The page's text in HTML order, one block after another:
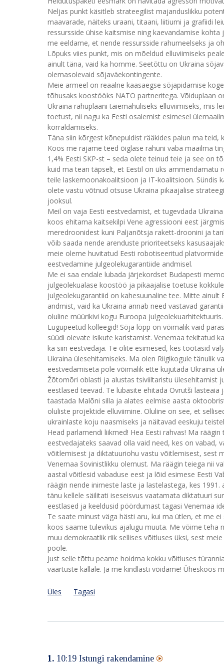
Neljas punkt käsitleb strateegilist majanduslikku
maavarade, näiteks uraani, titaani, liitiumi ja grafiidi
ressursside ühise kaitsmise ning kaevandamise
me eeldame, et nende ressursside rahumeelseks ja
Lõpuks viies punkt, mis on mõeldud elluviimiseks
ainult täna, vaid ka homme. Seetõttu on Ukraina
olemasolevaid sõjaväekontingente.
Meie armeel on reaalne kaasaegse sõjapidamise
tõhusaks koostööks NATO partneritega. Võiduplaan
Ukraina rahuplaani täiemahuliseks elluviimiseks, mis
toetust, nii nagu ka Eesti osalemist esimesel
korraldamiseks.
Täna siin kõrgest kõnepuldist rääkides palun ma
Koos me rajame teed õiglase rahuni vaba maailma
1,4% Eesti SKP-st – seda olete teinud teie ja see on
kuid ma tean täpselt, et Eestil on üks
teile laskemoonakoalitsioon ja IT-koalitsioon. Sündis
olete vastu võtnud otsuse Ukraina pikaajalise
jooksul.
Meil on vaja Eesti eestvedamist, et tugevdada
koos ehitama kaitsekilpi Vene agressiooni eest
meredroonidest kuni Paljanõtsja rakett-droonini ja
võib saada nende arenduste prioriteetseks
meie oleme huvitatud Eesti robotiseeritud
eestvedamine julgeolekugarantiide andmisel.
Me ei saa endale lubada järjekordset Budapesti
julgeolekualase koostöö ja pikaajalise toetuse
julgeolekugarantiid on kahesuunaline tee. Mitte
andmist, vaid ka Ukraina annab need vastavad
oluline müürikivi kogu Euroopa julgeolekuarhitektuuris.
Lugupeetud kolleegid! Sõja lõpp on võimalik vaid
süüdi olevate isikute karistamist. Venemaa tekitatud
ka siin eestvedaja. Te olite esimesed, kes töötasid
Ukraina ülesehitamiseks. Ma olen Riigikogule tänulik
eestvedamiseta pole võimalik ette kujutada Ukraina
Žõtomõri oblasti ja alustas tsiviiltaristu ülesehitamist
eestlased teevad. Te lubasite ehitada Ovrutši
taastada Malõni silla ja alates eelmise aasta
oluliste projektide elluviimine. Oluline on see, et
ukrainlaste koju naasmiseks ja näitavad eeskuju
Head parlamendi liikmed! Hea Eesti rahvas! Ma
eestvedajateks saavad olla vaid need, kes on vabad,
võitlemisest ja diktatuuriohu vastu võitlemisest, sest
Venemaa šovinistlikku olemust. Ma räägin teiega nii
aastal võitlesid vabaduse eest ja lõid esimese Eesti
räägin nende inimeste laste ja lastelastega, kes
tänu kellele säilitati iseseisvus vaatamata diktatuuri
eestlased ja keeldusid pöördumast tagasi Venemaa
Te saate minust väga hästi aru, kui ma ütlen, et me
koos saame tulevikus ajalugu muuta. Me võime teha
muu demokraatlik riik sellises võitluses üksi, sest
poole.
Just selle tõttu peame hoidma kokku võitluses
väärtuste kallale. Ja me kindlasti võidame! Üheskoos
Üles Tagasi
1. 10:19 Istungi rakendamine